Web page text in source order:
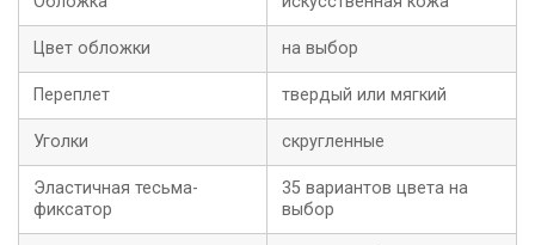
Цвет обложки на выбор
Переплет твердый или мягкий
Уголки скругленные
Эластичная тесьма-
фиксатор
35 вариантов цвета на
выбор